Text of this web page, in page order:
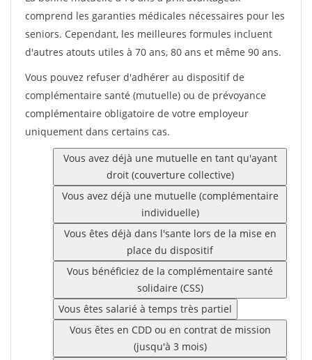
comprend les garanties médicales nécessaires pour les
seniors. Cependant, les meilleures formules incluent
d'autres atouts utiles à 70 ans, 80 ans et même 90 ans.
Vous pouvez refuser d'adhérer au dispositif de
complémentaire santé (mutuelle) ou de prévoyance
complémentaire obligatoire de votre employeur
uniquement dans certains cas.
Vous avez déjà une mutuelle en tant qu'ayant
droit (couverture collective)
Vous avez déjà une mutuelle (complémentaire
individuelle)
Vous êtes déjà dans l'sante lors de la mise en
place du dispositif
Vous bénéficiez de la complémentaire santé
solidaire (CSS)
Vous êtes salarié à temps très partiel
Vous êtes en CDD ou en contrat de mission
(jusqu'à 3 mois)